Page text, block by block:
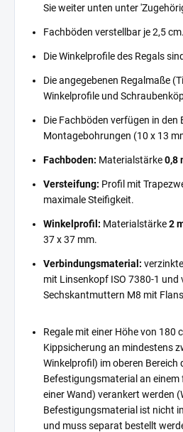
Sie weiter unten unter
Fachböden verstellbar je 2,5 cm.
Die Winkelprofile des Regals
Die angegebenen Regalmaße
Winkelprofile und
Die Fachböden verfügen in den
Montagebohrungen (10 x 13
Fachboden: Materialstärke0,8
Versteifung: Profil mit
maximale Steifigkeit.
Winkelprofil: Materialstärke2
37 x 37 mm.
Verbindungsmaterial:
mit Linsenkopf ISO 7380-1 und
Sechskantmuttern M8 mit
Regale mit einer Höhe von 180
Kippsicherung an mindestens
Winkelprofil) im oberen Bereich
Befestigungsmaterial an
einer Wand) verankert werden
Befestigungsmaterial ist nicht
und muss separat bestellt